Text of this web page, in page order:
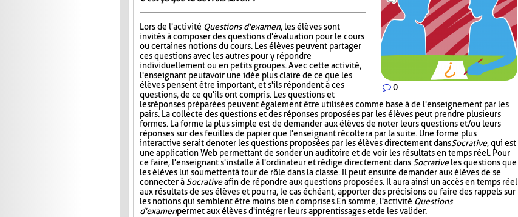
0
Lors de l'activité Questions d'examen, les élèves sont
invités à composer des questions d'évaluation pour le cours
ou certaines notions du cours. Les élèves peuvent partager
ces questions avec les autres pour y répondre
individuellement ou en petits groupes. Avec cette activité,
l'enseignant peut avoir une idée plus claire de ce que les
élèves pensent être important, et s'ils répondent à ces
questions, de ce qu'ils ont compris. Les questions et
les réponses préparées peuvent également être utilisées comme base à de l'enseignement par les
pairs. La collecte des questions et des réponses proposées par les élèves peut prendre plusieurs
formes. La forme la plus simple est de demander aux élèves de noter leurs questions et/ou leurs
réponses sur des feuilles de papier que l'enseignant récoltera par la suite. Une forme plus
interactive serait de noter les questions proposées par les élèves directement dansSocrative, qui est
une application Web permettant de sonder un auditoire et de voir les résultats en temps réel. Pour
ce faire, l'enseignant s'installe à l'ordinateur et rédige directement dansSocrativeles questions que
les élèves lui soumettent à tour de rôle dans la classe. Il peut ensuite demander aux élèves de se
connecter àSocrativeafin de répondre aux questions proposées. Il aura ainsi un accès en temps réel
aux résultats de ses élèves et pourra, le cas échéant, apporter des précisions ou faire des rappels sur
les notions qui semblent être moins bien comprises. En somme, l'activité Questions
d'examenpermet aux élèves d'intégrer leurs apprentissages et de les valider.